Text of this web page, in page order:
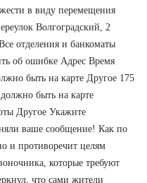
в виду перемещения
Волгоградский, 2
отделения и банкоматы
об ошибке Адрес Время
быть на карте Другое 175
быть на карте
Другое Укажите
ваше сообщение! Как по
и противоречит целям
которые требуют
что сами жители